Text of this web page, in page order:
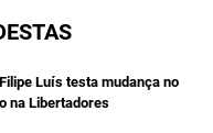
Luís testa mudança no
na Libertadores